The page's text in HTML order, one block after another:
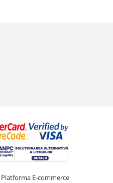
Platforma E-commerce